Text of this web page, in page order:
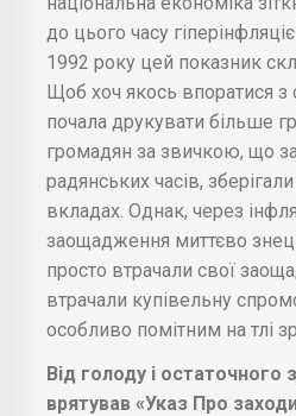
до цього часу
1992 року цей показник
Щоб хоч якось впоратися з
почала друкувати більше
громадян за звичкою, що
радянських часів,
вкладах. Однак, через
заощадження миттєво
просто втрачали свої
втрачали купівельну
особливо помітним на тлі
Від голоду і остаточного
врятував «Указ Про